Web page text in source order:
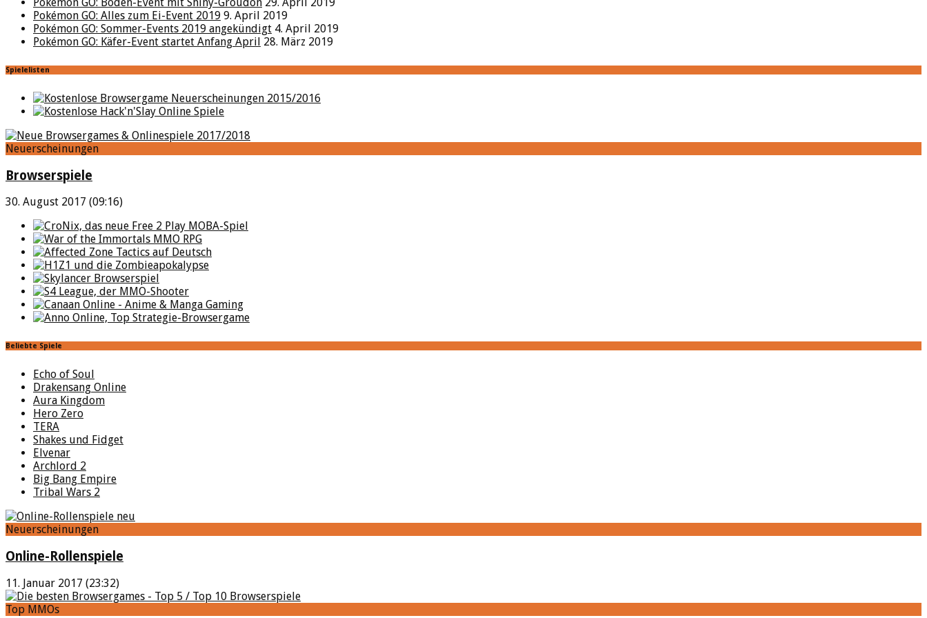
Pokémon GO: Alles zum Ei-Event 2019 9. April 2019
Pokémon GO: Sommer-Events 2019 angekündigt 4. April 2019
Pokémon GO: Käfer-Event startet Anfang April 28. März 2019
Spielelisten
Neuerscheinungen
Browserspiele
30. August 2017 (09:16)
Beliebte Spiele
Echo of Soul
Drakensang Online
Aura Kingdom
Hero Zero
TERA
Shakes und Fidget
Elvenar
Archlord 2
Big Bang Empire
Tribal Wars 2
Neuerscheinungen
Online-Rollenspiele
11. Januar 2017 (23:32)
Top MMOs